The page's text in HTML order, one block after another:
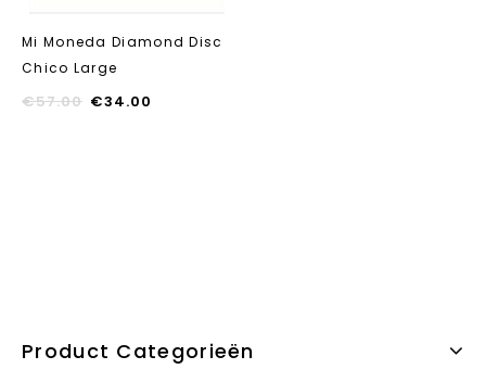
Mi Moneda Diamond Disc
Chico Large
€57.00 €34.00
Product Categorieën